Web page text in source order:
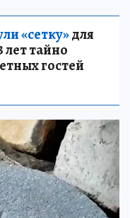
«сетку»для
лет тайно
гостей